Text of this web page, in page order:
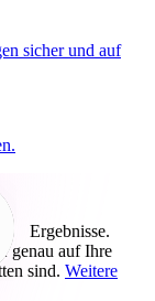
sicher und auf
Ergebnisse.
genau auf Ihre
sind. Weitere